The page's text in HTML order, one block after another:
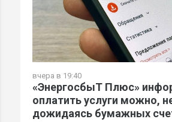
вчера в 19:40
«ЭнергосбыТ Плюс»
оплатить услуги можно,
дожидаясь бумажных